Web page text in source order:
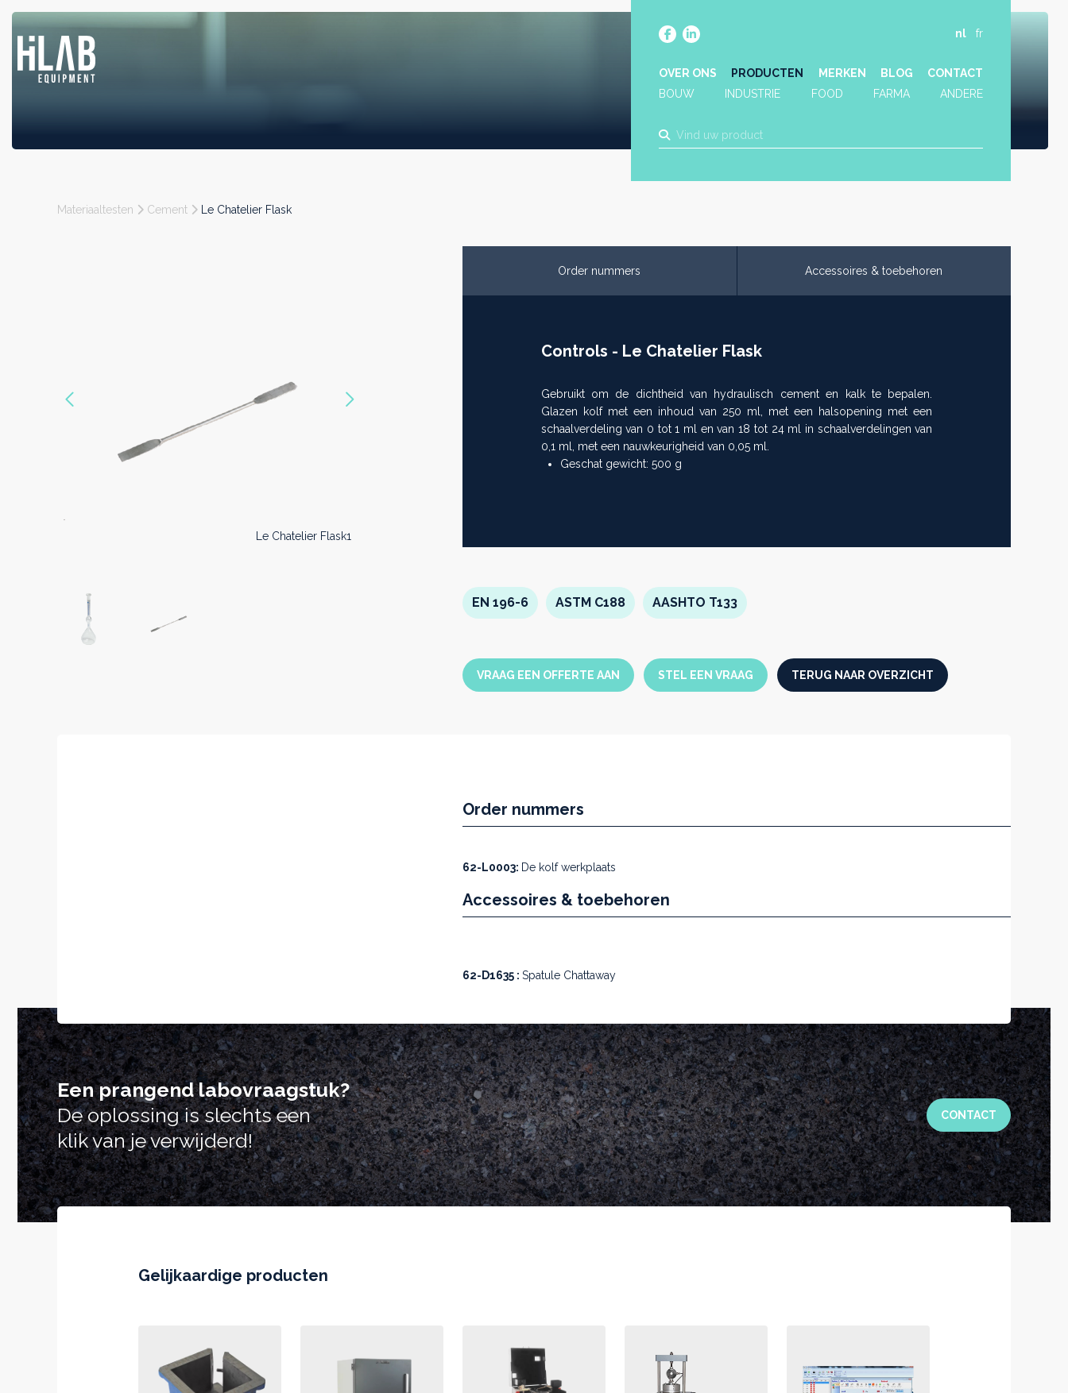
nl fr
OVER ONS PRODUCTEN MERKEN BLOG
CONTACT
BOUW
INDUSTRIE FOOD FARMA ANDERE
Materiaaltesten Cement Le Chatelier Flask
Le Chatelier Flask0
Order nummers Accessoires & toebehoren
Controls - Le Chatelier Flask
Gebruikt om de dichtheid van hydraulisch cement en kalk te bepalen.
Glazen kolf met een inhoud van 250 ml, met een halsopening met een
schaalverdeling van 0 tot 1 ml en van 18 tot 24 ml in schaalverdelingen van
0,1 ml, met een nauwkeurigheid van 0,05 ml.
Geschat gewicht: 500 g
EN 196-6 ASTM C188 AASHTO T133
VRAAG EEN OFFERTE AAN STEL EEN VRAAG TERUG NAAR OVERZICHT
Order nummers
62-L0003: De kolf werkplaats
Accessoires & toebehoren
62-D1635 : Spatule Chattaway
Een prangend labovraagstuk?
De oplossing is slechts een
klik van je verwijderd!
CONTACT
Gelijkaardige producten